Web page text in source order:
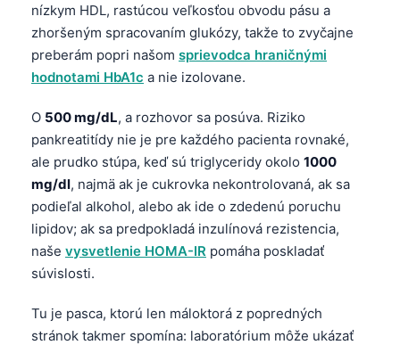
nízkym HDL, rastúcou veľkosťou obvodu pásu a
zhoršeným spracovaním glukózy, takže to zvyčajne
preberám popri našom sprievodca hraničnými
hodnotami HbA1c a nie izolovane.
O 500 mg/dL, a rozhovor sa posúva. Riziko
pankreatitídy nie je pre každého pacienta rovnaké,
ale prudko stúpa, keď sú triglyceridy okolo 1000
mg/dl, najmä ak je cukrovka nekontrolovaná, ak sa
podieľal alkohol, alebo ak ide o zdedenú poruchu
lipidov; ak sa predpokladá inzulínová rezistencia,
naše vysvetlenie HOMA-IR pomáha poskladať
súvislosti.
Tu je pasca, ktorú len máloktorá z popredných
stránok takmer spomína: laboratórium môže ukázať